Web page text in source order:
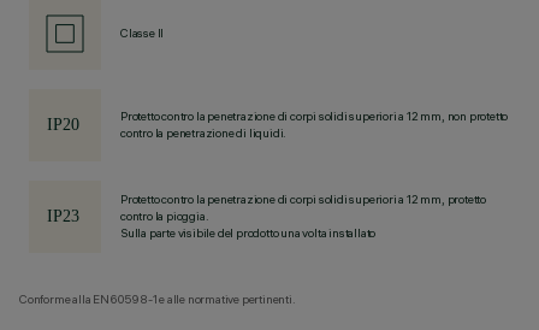
Classe II
Protetto contro la penetrazione di corpi solidi superiori a 12 mm, non protetto
contro la penetrazione di liquidi.
Protetto contro la penetrazione di corpi solidi superiori a 12 mm, protetto
contro la pioggia.
Sulla parte visibile del prodotto una volta installato
Conforme alla EN60598-1 e alle normative pertinenti.